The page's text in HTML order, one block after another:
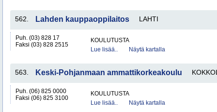
562. Lahden kauppaoppilaitos LAHTI
Puh. (03) 828 17
Faksi (03) 828 2515
KOULUTUSTA
Lue lisää..
Näytä kartalla
563. Keski-Pohjanmaan ammattikorkeakoulu
Puh. (06) 825 0000
Faksi (06) 825 3100
KOULUTUSTA
Lue lisää..
Näytä kartalla